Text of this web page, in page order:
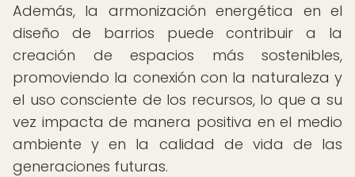
Además, la armonización energética en el
diseño de barrios puede contribuir a la
creación de espacios más sostenibles,
promoviendo la conexión con la naturaleza y
el uso consciente de los recursos, lo que a su
vez impacta de manera positiva en el medio
ambiente y en la calidad de vida de las
generaciones futuras.